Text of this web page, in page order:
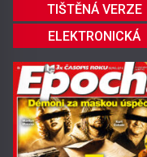
TIŠTĚNÁ VERZE
ELEKTRONICKÁ